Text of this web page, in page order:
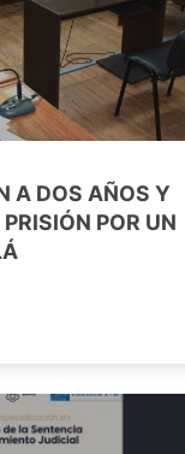
A DOS AÑOS Y
POR UN